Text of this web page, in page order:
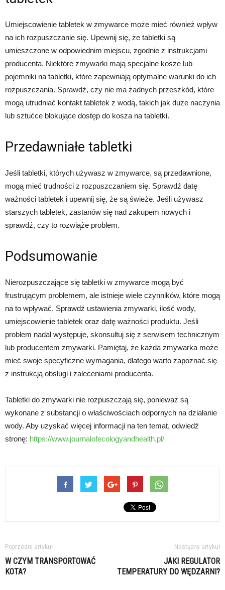
Umiejscowienie tabletek w zmywarce może mieć również wpływ
na ich rozpuszczanie się. Upewnij się, że tabletki są
umieszczone w odpowiednim miejscu, zgodnie z instrukcjami
producenta. Niektóre zmywarki mają specjalne kosze lub
pojemniki na tabletki, które zapewniają optymalne warunki do ich
rozpuszczania. Sprawdź, czy nie ma żadnych przeszkód, które
mogą utrudniać kontakt tabletek z wodą, takich jak duże naczynia
lub sztućce blokujące dostęp do kosza na tabletki.
Przedawniałe tabletki
Jeśli tabletki, których używasz w zmywarce, są przedawnione,
mogą mieć trudności z rozpuszczaniem się. Sprawdź datę
ważności tabletek i upewnij się, że są świeże. Jeśli używasz
starszych tabletek, zastanów się nad zakupem nowych i
sprawdź, czy to rozwiąże problem.
Podsumowanie
Nierozpuszczające się tabletki w zmywarce mogą być
frustrującym problemem, ale istnieje wiele czynników, które mogą
na to wpływać. Sprawdź ustawienia zmywarki, ilość wody,
umiejscowienie tabletek oraz datę ważności produktu. Jeśli
problem nadal występuje, skonsultuj się z serwisem technicznym
lub producentem zmywarki. Pamiętaj, że każda zmywarka może
mieć swoje specyficzne wymagania, dlatego warto zapoznać się
z instrukcją obsługi i zaleceniami producenta.
Tabletki do zmywarki nie rozpuszczają się, ponieważ są
wykonane z substancji o właściwościach odpornych na działanie
wody. Aby uzyskać więcej informacji na ten temat, odwiedź
stronę: https://www.journalofecologyandhealth.pl/
Poprzedni artykuł
W CZYM TRANSPORTOWAĆ
KOTA?
Następny artykuł
JAKI REGULATOR
TEMPERATURY DO WĘDZARNI?